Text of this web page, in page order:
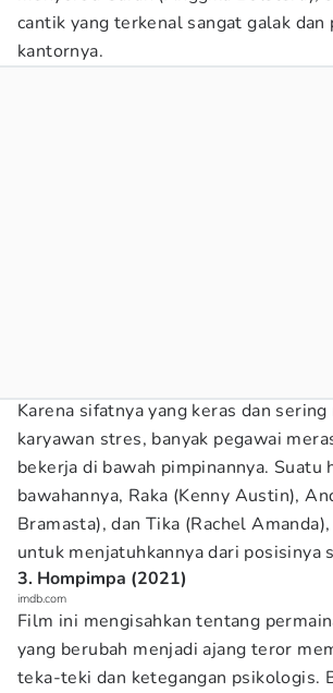
cantik yang terkenal sangat galak
kantornya.
Karena sifatnya yang keras dan
karyawan stres, banyak pegawai
bekerja di bawah pimpinannya. Suatu
bawahannya, Raka (Kenny Austin),
Bramasta), dan Tika (Rachel
untuk menjatuhkannya dari posisinya
3. Hompimpa (2021)
imdb.com
Film ini mengisahkan tentang
yang berubah menjadi ajang teror
teka-teki dan ketegangan psikologis.